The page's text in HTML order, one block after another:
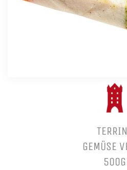
GEMÜSE
500G